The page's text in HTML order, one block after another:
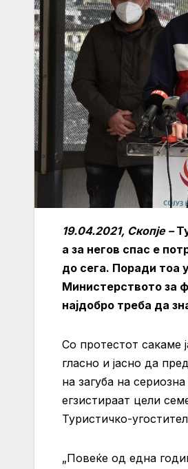
19.04.2021, Скопје –
а за негов спас е
до сега. Поради тоа
Министерството за
најдобро треба да
Со протестот сакаме
гласно и јасно да
на загуба на
егзистираат цели
Туристичко-
„Повеќе од една